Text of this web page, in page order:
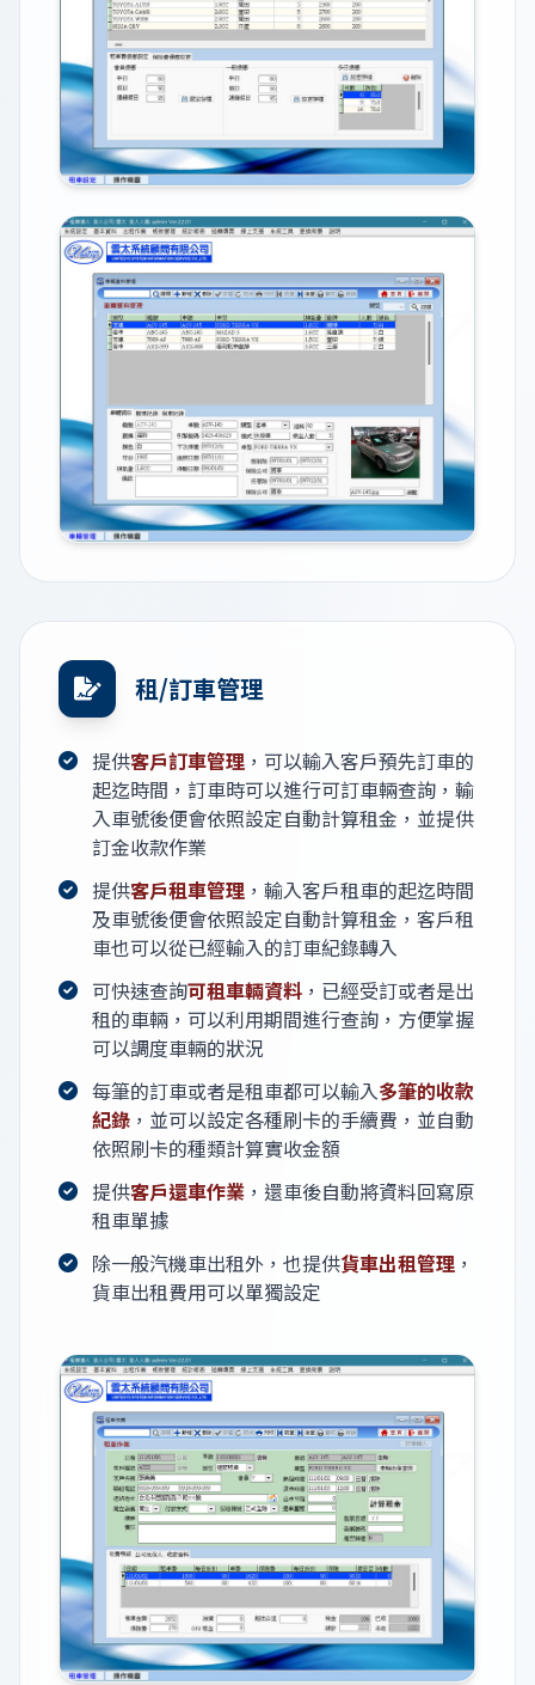
租/訂車管理
提供客戶訂車管理 ，可以輸入客戶預先訂車的
起迄時間，訂車時可以進行可訂車輛查詢，輸
入車號後便會依照設定自動計算租金，並提供
訂金收款作業
提供客戶租車管理 ，輸入客戶租車的起迄時間
及車號後便會依照設定自動計算租金，客戶租
車也可以從已經輸入的訂車紀錄轉入
可快速查詢可租車輛資料 ，已經受訂或者是出
租的車輛，可以利用期間進行查詢，方便掌握
可以調度車輛的狀況
每筆的訂車或者是租車都可以輸入多筆的收款
紀錄 ，並可以設定各種刷卡的手續費，並自動
依照刷卡的種類計算實收金額
提供客戶還車作業 ，還車後自動將資料回寫原
租車單據
除一般汽機車出租外，也提供貨車出租管理 ，
貨車出租費用可以單獨設定